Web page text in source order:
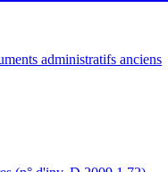
administratifs anciens